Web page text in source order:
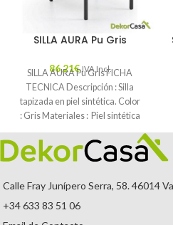
SILLA AURA Pu Gris
86,21€ IVA Incl.
SILLA AURA Pu Gris FICHA
TECNICA Descripción : Silla
tapizada en piel sintética. Color
: Gris Materiales : Piel sintética
Mantenimiento
Calle Fray Junípero Serra, 58. 46014
+34 633 83 51 06